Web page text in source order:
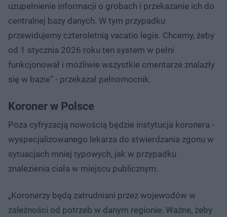
uzupełnienie informacji o grobach i przekazanie ich do
centralnej bazy danych. W tym przypadku
przewidujemy czteroletnią vacatio legis. Chcemy, żeby
od 1 stycznia 2026 roku ten system w pełni
funkcjonował i możliwie wszystkie cmentarze znalazły
się w bazie” - przekazał pełnomocnik.
Koroner w Polsce
Poza cyfryzacją nowością będzie instytucja koronera -
wyspecjalizowanego lekarza do stwierdzania zgonu w
sytuacjach mniej typowych, jak w przypadku
znalezienia ciała w miejscu publicznym.
„Koronerzy będą zatrudniani przez wojewodów w
zależności od potrzeb w danym regionie. Ważne, żeby